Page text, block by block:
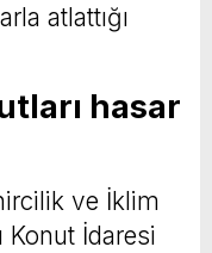
atlattığı
hasar
ve İklim
Konut İdaresi